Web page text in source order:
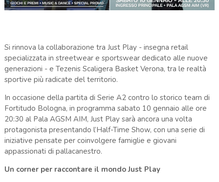
Si rinnova la collaborazione tra Just Play - insegna retail
specializzata in streetwear e sportswear dedicato alle nuove
generazioni - e Tezenis Scaligera Basket Verona, tra le realtà
sportive più radicate del territorio.
In occasione della partita di Serie A2 contro lo storico team di
Fortitudo Bologna, in programma sabato 10 gennaio alle ore
20:30 al Pala AGSM AIM, Just Play sarà ancora una volta
protagonista presentando l’Half-Time Show, con una serie di
iniziative pensate per coinvolgere famiglie e giovani
appassionati di pallacanestro.
Un corner per raccontare il mondo Just Play